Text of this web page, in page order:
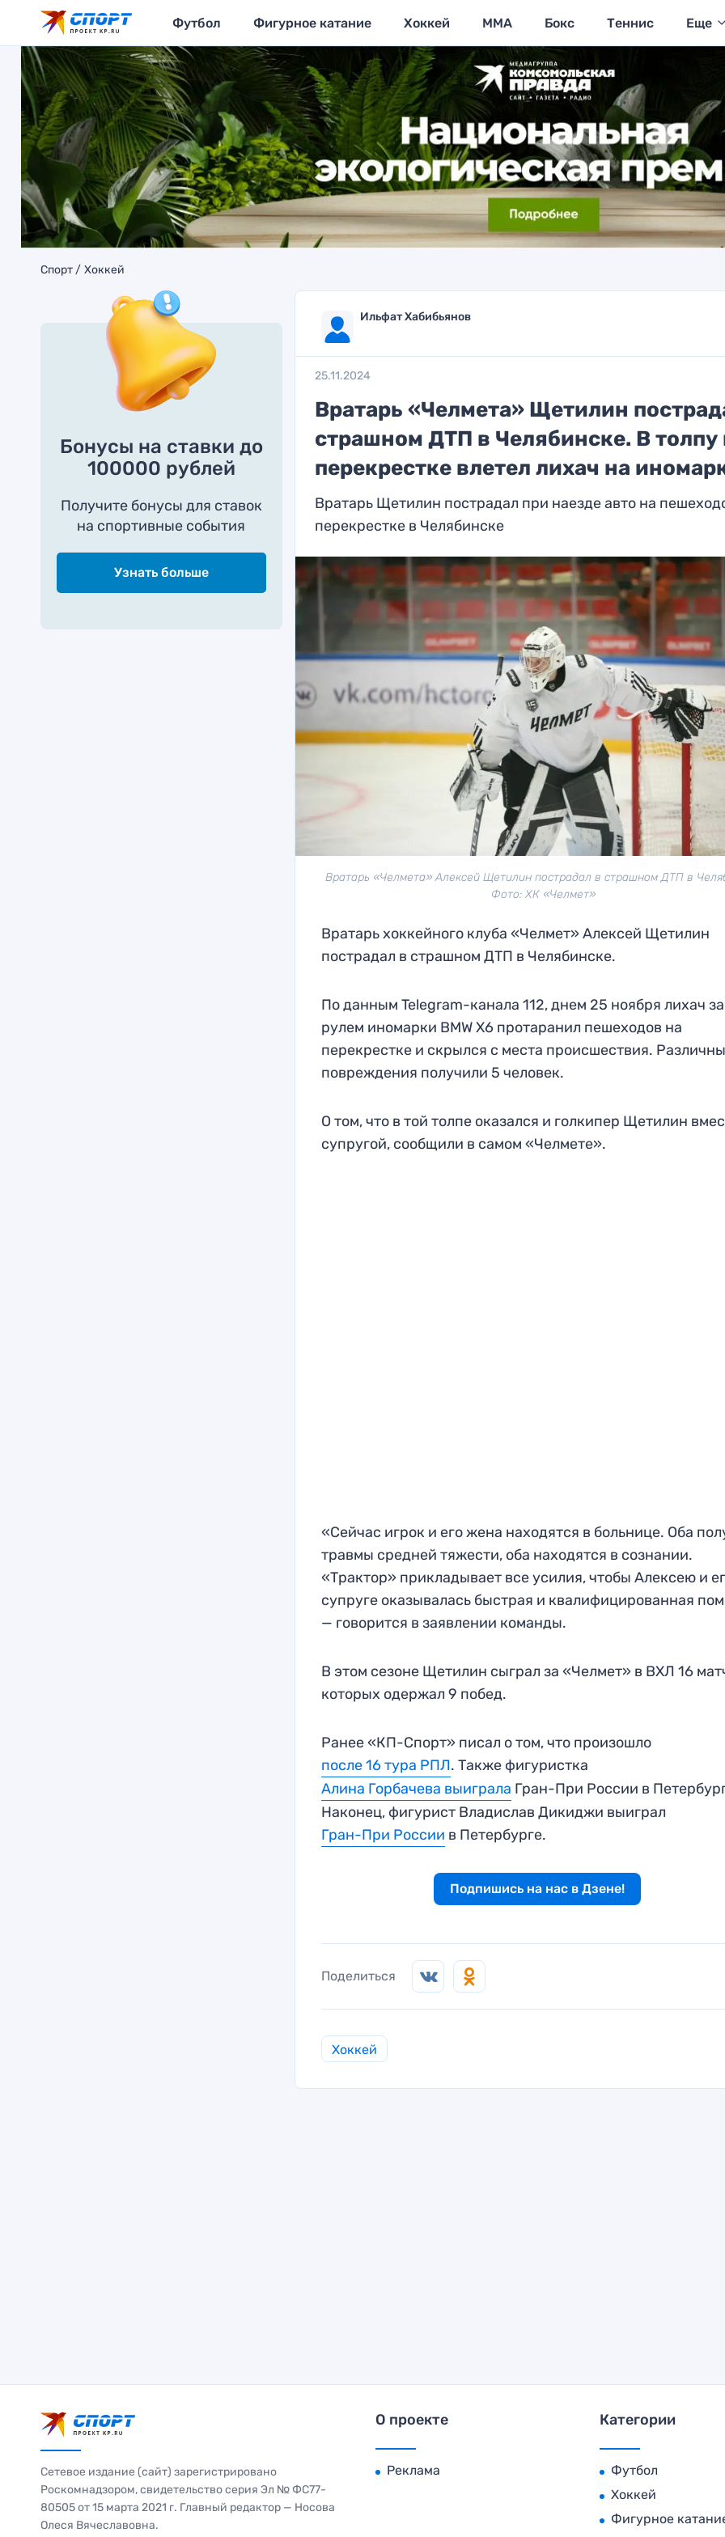
Футбол Фигурное катание Хоккей MMA Бокс Теннис Еще
Спорт Хоккей
Бонусы на ставки до
100000 рублей
Получите бонусы для ставок
на спортивные события
Узнать больше
Ильфат Хабибьянов
25.11.2024
Вратарь «Челмета» Щетилин
страшном ДТП в Челябинске. В толпу
перекрестке влетел лихач на
Вратарь Щетилин пострадал при наезде авто на
перекрестке в Челябинске
Вратарь «Челмета» Алексей Щетилин пострадал в страшном ДТП в
Фото: ХК «Челмет»
Вратарь хоккейного клуба «Челмет» Алексей Щетилин
пострадал в страшном ДТП в Челябинске.
По данным Telegram-канала 112, днем 25 ноября лихач за
рулем иномарки BMW X6 протаранил пешеходов на
перекрестке и скрылся с места происшествия.
повреждения получили 5 человек.
О том, что в той толпе оказался и голкипер Щетилин
супругой, сообщили в самом «Челмете».
«Сейчас игрок и его жена находятся в больнице. Оба
травмы средней тяжести, оба находятся в сознании.
«Трактор» прикладывает все усилия, чтобы Алексею и
супруге оказывалась быстрая и квалифицированная
— говорится в заявлении команды.
В этом сезоне Щетилин сыграл за «Челмет» в ВХЛ 16
которых одержал 9 побед.
Ранее «КП-Спорт» писал о том, что произошло
после 16 тура РПЛ. Также фигуристка
Алина Горбачева выиграла Гран-При России в
Наконец, фигурист Владислав Дикиджи выиграл
Гран-При России в Петербурге.
Подпишись на нас в Дзене!
Поделиться
Хоккей
Сетевое издание (сайт) зарегистрировано
Роскомнадзором, свидетельство серия Эл № ФС77-
80505 от 15 марта 2021 г. Главный редактор — Носова
Олеся Вячеславовна.
О проекте
Реклама
Категории
Футбол
Хоккей
Фигурное